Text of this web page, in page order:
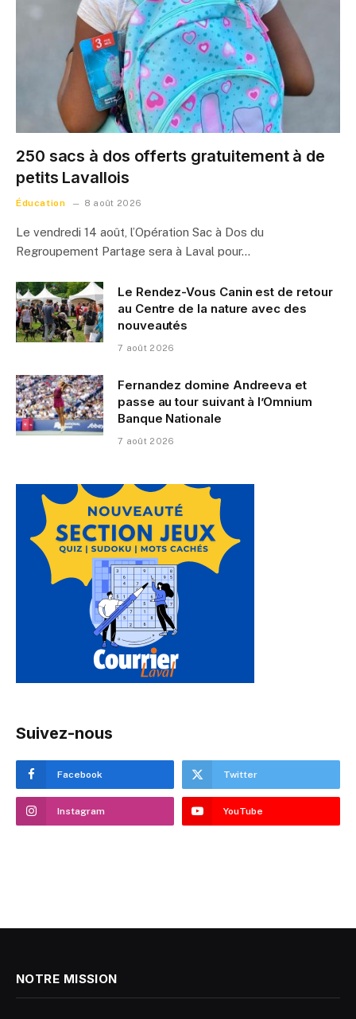
250 sacs à dos offerts gratuitement à de
petits Lavallois
Éducation 8 août 2026
Le vendredi 14 août, l’Opération Sac à Dos du
Regroupement Partage sera à Laval pour…
Le Rendez-Vous Canin est de retour
au Centre de la nature avec des
nouveautés
7 août 2026
Fernandez domine Andreeva et
passe au tour suivant à l’Omnium
Banque Nationale
7 août 2026
Suivez-nous
Facebook Twitter
Instagram YouTube
NOTRE MISSION